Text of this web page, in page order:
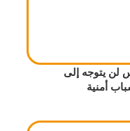
لن يتوجه إلى
أمنية